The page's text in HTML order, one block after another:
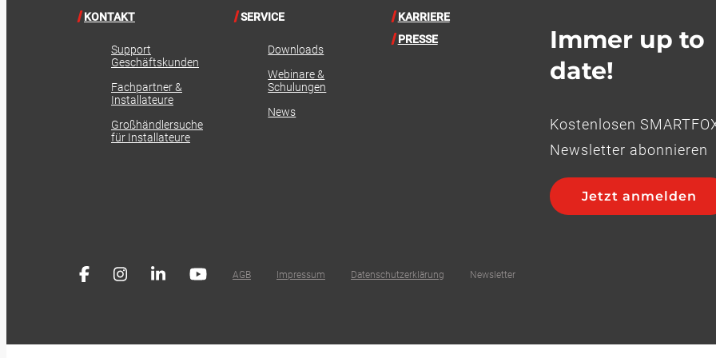
KONTAKT
Support
Geschäftskunden
Fachpartner &
Installateure
Großhändlersuche
für Installateure
SERVICE
Downloads
Webinare &
Schulungen
News
KARRIERE
PRESSE
Immer up to
date!
Kostenlosen
Newsletter abonnieren
Jetzt anmelden
AGB Impressum Datenschutzerklärung Newsletter